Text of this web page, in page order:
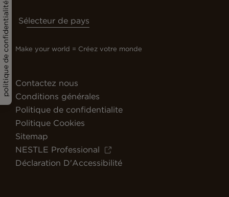
politique de confidentialité Sélecteur de pays
Make your world = Créez votre monde
Contactez nous
Conditions générales
Politique de confidentialite
Politique Cookies
Sitemap
NESTLE Professional
Déclaration D'Accessibilité